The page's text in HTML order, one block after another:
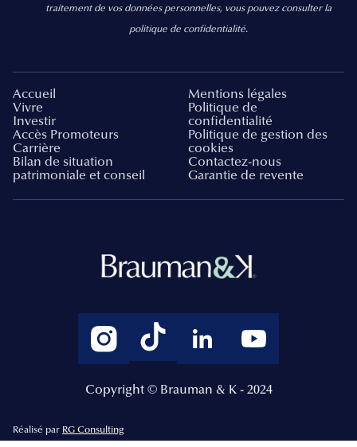
traitement de vos données personnelles, vous pouvez consulter la
politique de confidentialité.
Accueil
Vivre
Investir
Accès Promoteurs
Carrière
Bilan de situation
patrimoniale et conseil
Mentions légales
Politique de
confidentialité
Politique de gestion des
cookies
Contactez-nous
Garantie de revente
Copyright © Brauman & K - 2024
Réalisé par RG Consulting